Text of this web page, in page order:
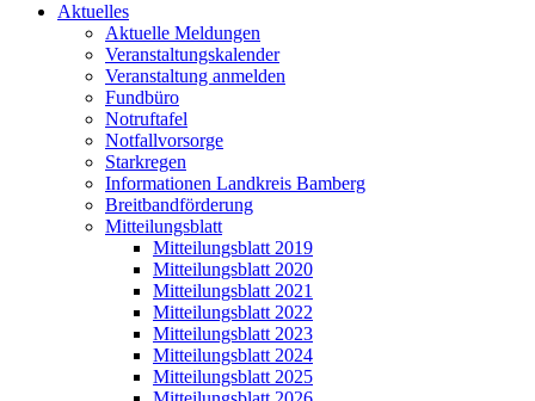
Aktuelles
Aktuelle Meldungen
Veranstaltungskalender
Veranstaltung anmelden
Fundbüro
Notruftafel
Notfallvorsorge
Starkregen
Informationen Landkreis Bamberg
Breitbandförderung
Mitteilungsblatt
Mitteilungsblatt 2019
Mitteilungsblatt 2020
Mitteilungsblatt 2021
Mitteilungsblatt 2022
Mitteilungsblatt 2023
Mitteilungsblatt 2024
Mitteilungsblatt 2025